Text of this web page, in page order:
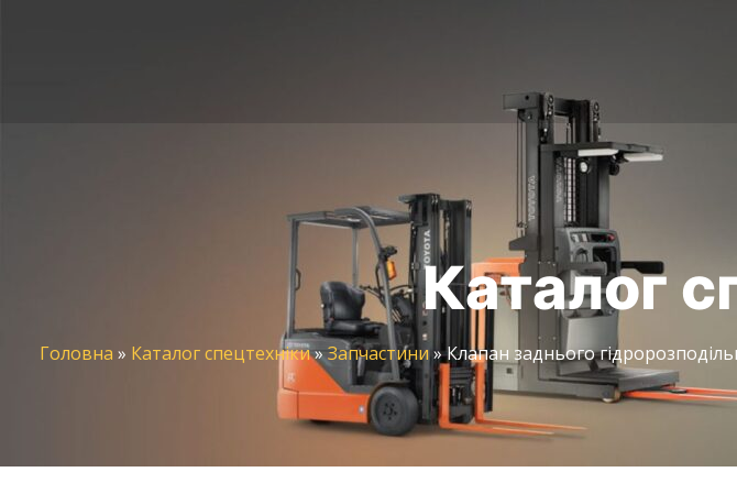
Каталог
Головна » Каталог спецтехніки»Запчастини »Клапан заднього